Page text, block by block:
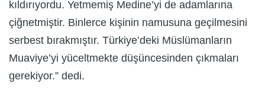
kıldırıyordu. Yetmemiş Medine’yi de adamlarına
çiğnetmiştir. Binlerce kişinin namusuna geçilmesini
serbest bırakmıştır. Türkiye’deki Müslümanların
Muaviye’yi yüceltmekte düşüncesinden çıkmaları
gerekiyor.” dedi.